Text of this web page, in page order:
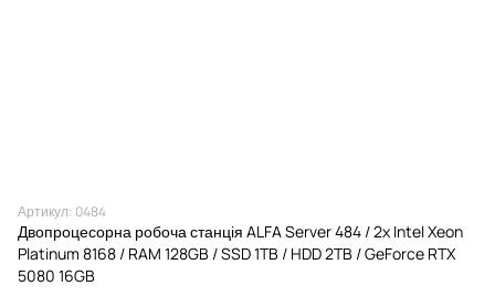
Артикул: 0484
Двопроцесорна робоча станція ALFA Server 484 / 2x Intel Xeon
Platinum 8168 / RAM 128GB / SSD 1TB / HDD 2TB / GeForce RTX
5080 16GB